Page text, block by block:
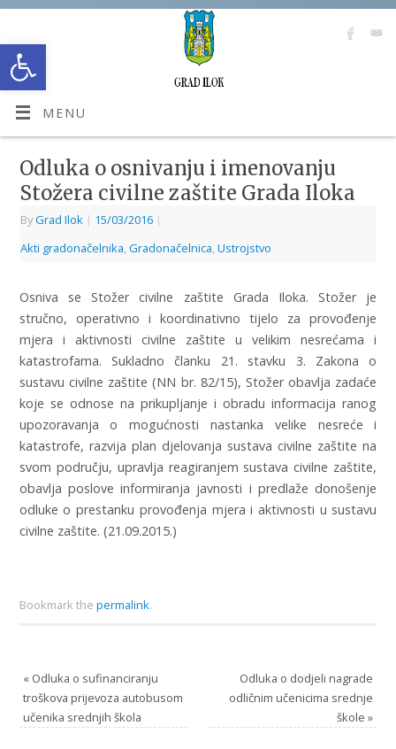
Open toolbar
MENU
Odluka o osnivanju i imenovanju
Stožera civilne zaštite Grada Iloka
ByGrad Ilok | 15/03/2016 |
Akti gradonačelnika Gradonačelnica Ustrojstvo
Osniva se Stožer civilne zaštite Grada Iloka. Stožer je
stručno, operativno i koordinativno tijelo za provođenje
mjera i aktivnosti civilne zaštite u velikim nesrećama i
katastrofama. Sukladno članku 21. stavku 3. Zakona o
sustavu civilne zaštite (NN br. 82/15), Stožer obavlja zadaće
koje se odnose na prikupljanje i obradu informacija ranog
upozoravanja o mogućnosti nastanka velike nesreće i
katastrofe, razvija plan djelovanja sustava civilne zaštite na
svom području, upravlja reagiranjem sustava civilne zaštite,
obavlja poslove informiranja javnosti i predlaže donošenje
odluke o prestanku provođenja mjera i aktivnosti u sustavu
civilne zaštite. (21.09.2015.)
Bookmark the permalink.
«Odluka o sufinanciranju
troškova prijevoza autobusom
učenika srednjih škola
Odluka o dodjeli nagrade
odličnim učenicima srednje
škole»